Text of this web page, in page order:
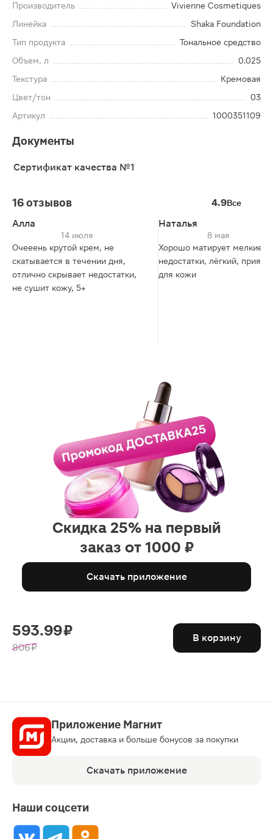
Производитель
Vivienne Cosmetiques
Линейка
Shaka Foundation
Тип продукта
Тональное средство
Объем, л
0.025
Текстура
Кремовая
Цвет/тон
03
Артикул
1000351109
Документы
Сертификат качества №1
16 отзывов 4.9Все
Алла
14 июля
Очееень крутой крем, не
скатывается в течении дня,
отлично скрывает недостатки,
не сушит кожу, 5+
Наталья
8 мая
Хорошо матирует мелкие
недостатки, лёгкий,
для кожи
Скидка 25% на первый
заказ от 1000 ₽
Скачать приложение
593.99 ₽
806 ₽
В корзину
Приложение Магнит
Акции, доставка и больше бонусов за покупки
Скачать приложение
Наши соцсети